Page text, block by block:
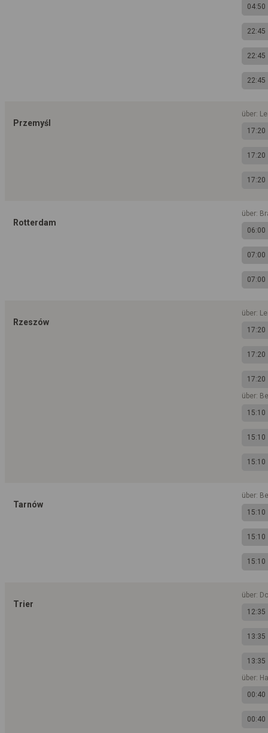
04:50
22:45
22:45
22:45
Przemyśl
über:
17:20
17:20
17:20
Rotterdam
über:
06:00
07:00
07:00
Rzeszów
über:
17:20
17:20
17:20
über:
15:10
15:10
15:10
Tarnów
über:
15:10
15:10
15:10
Trier
über:
12:35
13:35
13:35
über:
00:40
00:40